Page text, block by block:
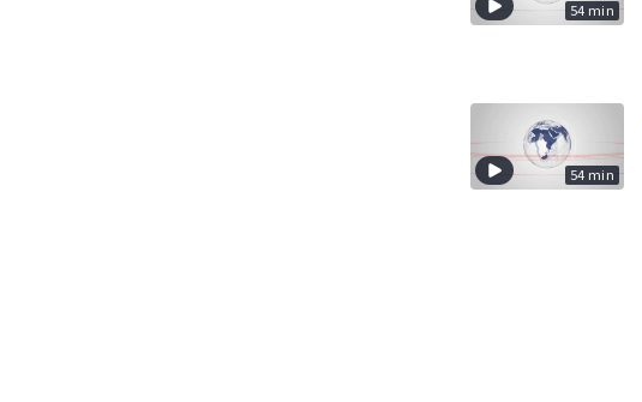
54 min
54 min